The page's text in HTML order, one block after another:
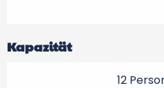
Kapazität
12